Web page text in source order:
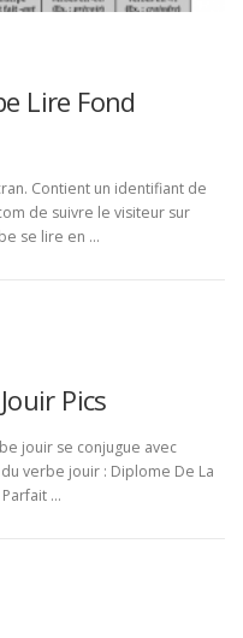
Lire Fond
Contient un identifiant de
de suivre le visiteur sur
se lire en …
Pics
jouir se conjugue avec
verbe jouir : Diplome De La
Parfait …